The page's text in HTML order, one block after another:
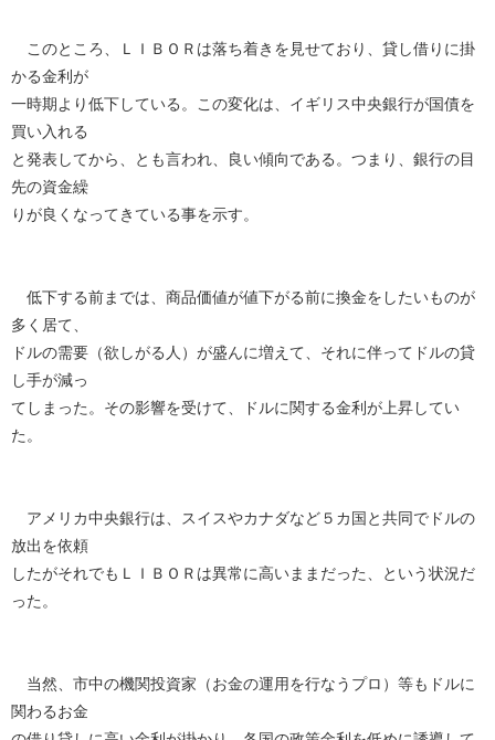
このところ、ＬＩＢＯＲは落ち着きを見せており、貸し借りに掛
かる金利が
一時期より低下している。この変化は、イギリス中央銀行が国債を
買い入れる
と発表してから、とも言われ、良い傾向である。つまり、銀行の目
先の資金繰
りが良くなってきている事を示す。
低下する前までは、商品価値が値下がる前に換金をしたいものが
多く居て、
ドルの需要（欲しがる人）が盛んに増えて、それに伴ってドルの貸
し手が減っ
てしまった。その影響を受けて、ドルに関する金利が上昇してい
た。
アメリカ中央銀行は、スイスやカナダなど５カ国と共同でドルの
放出を依頼
したがそれでもＬＩＢＯＲは異常に高いままだった、という状況だ
った。
当然、市中の機関投資家（お金の運用を行なうプロ）等もドルに
関わるお金